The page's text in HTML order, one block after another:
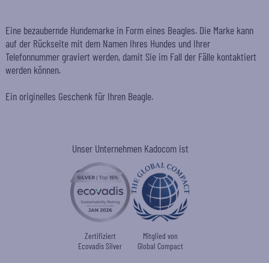
Unser Unternehmen Kadocom ist
Zertifiziert
Ecovadis Silver
Mitglied von
Global Compact
Eine bezaubernde Hundemarke in Form eines Beagles. Die Marke kann
auf der Rückseite mit dem Namen Ihres Hundes und Ihrer
Telefonnummer graviert werden, damit Sie im Fall der Fälle kontaktiert
werden können.
Ein originelles Geschenk für Ihren Beagle.